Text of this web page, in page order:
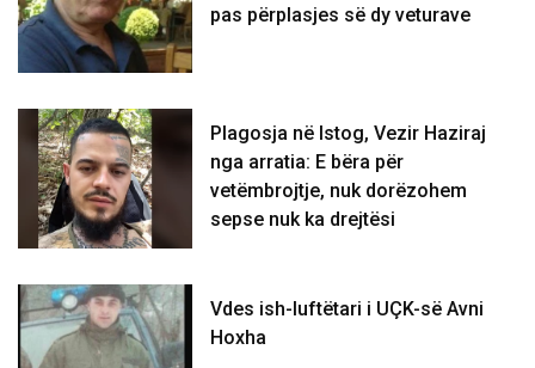
pas përplasjes së dy veturave
Plagosja në Istog, Vezir Haziraj
nga arratia: E bëra për
vetëmbrojtje, nuk dorëzohem
sepse nuk ka drejtësi
Vdes ish-luftëtari i UÇK-së Avni
Hoxha